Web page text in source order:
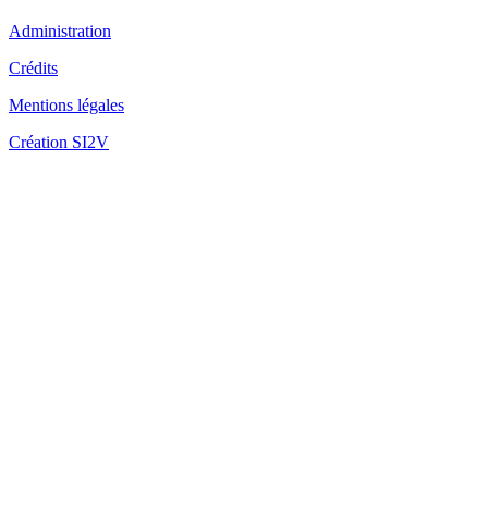
Administration
Crédits
Mentions légales
Création SI2V